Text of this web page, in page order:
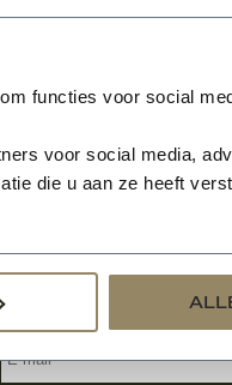
functies voor social
voor social media,
die u aan ze heeft
Aanmelden voor de